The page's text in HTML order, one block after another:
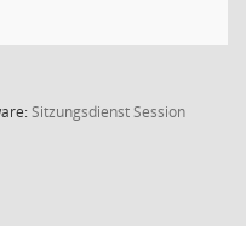
SitzungsdienstSession(Wird in